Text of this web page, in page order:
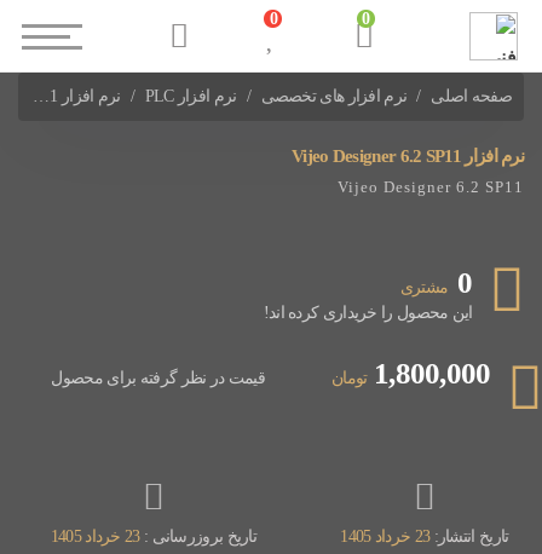
صفحه اصلی نرم افزار های تخصصی نرم افزار PLC
نرم افزارهای PLC Schneider
نرم افزار Vijeo Designer 6.2 SP11
نرم افزار Vijeo Designer 6.2 SP11
Vijeo Designer 6.2 SP11
0 مشتری
این محصول را خریداری کرده اند!
1,800,000 تومان قیمت در نظر گرفته برای محصول
تاریخ انتشار:23 خرداد 1405 تاریخ بروزرسانی :23 خرداد 1405
0
0